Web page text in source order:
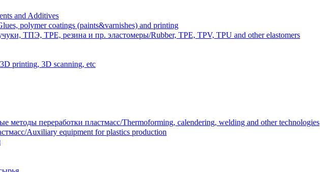
and Additives
polymer coatings (paints&varnishes) and printing
ТПЭ, TPE, резина и пр. эластомеры/Rubber, TPE, TPV, TPU and other elastomers
printing, 3D scanning, etc
методы переработки пластмасс/Thermoforming, calendering, welding and other technologies
Auxiliary equipment for plastics production